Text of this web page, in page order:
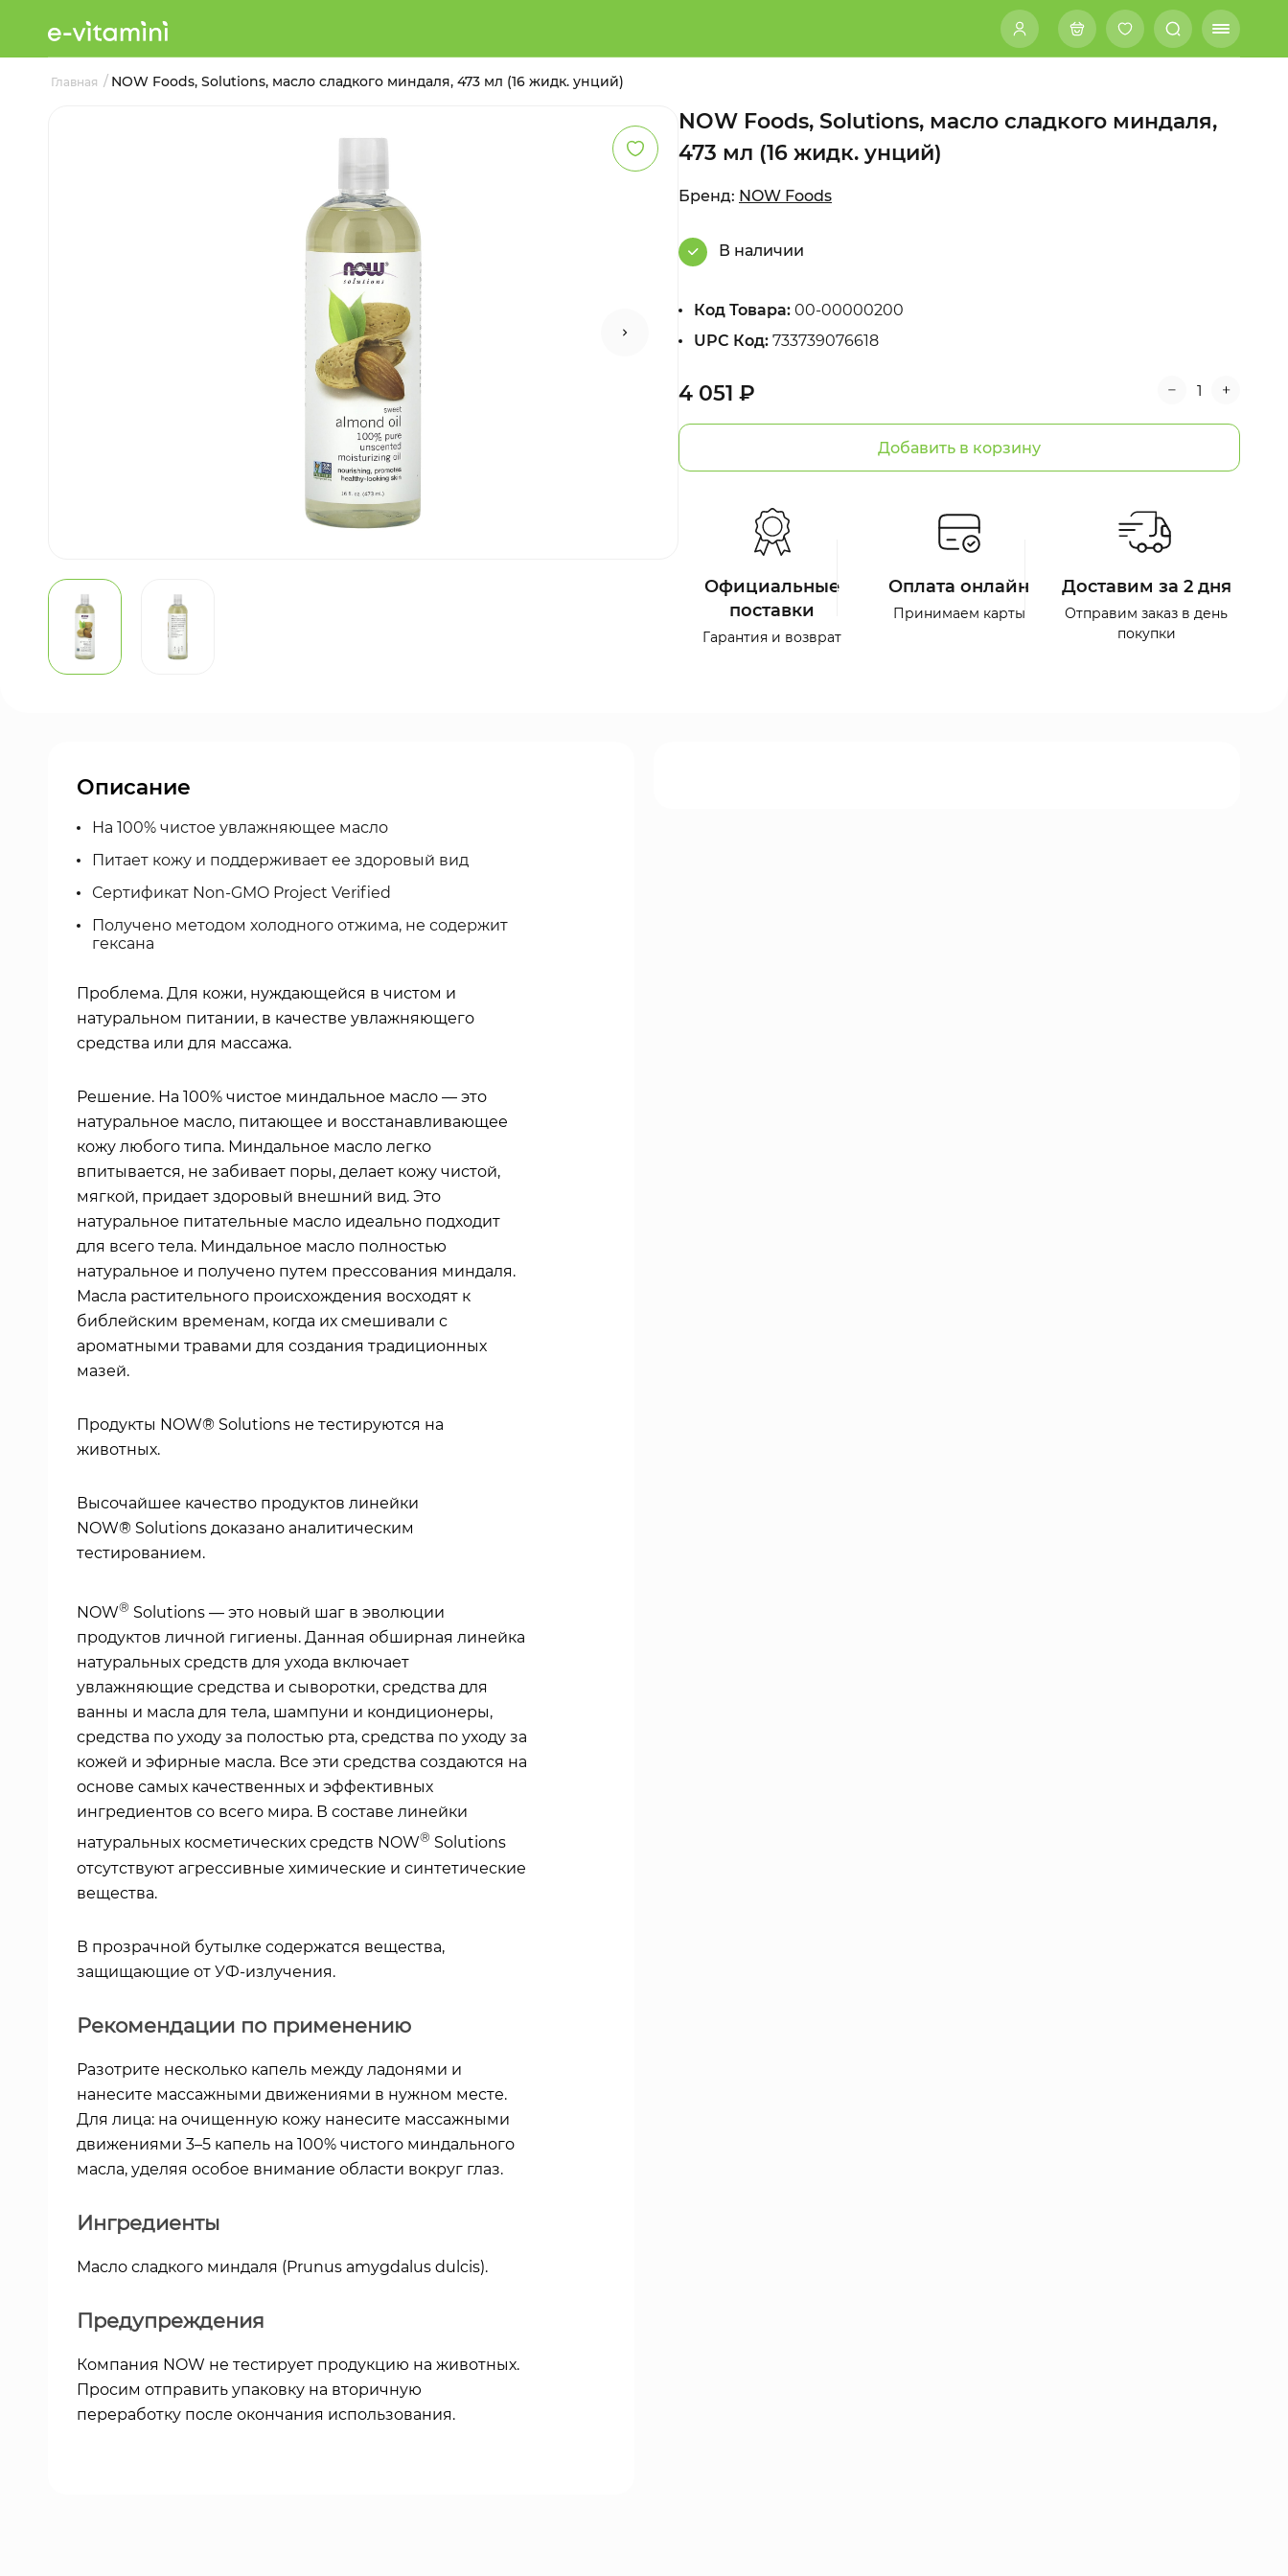
Главная / NOW Foods, Solutions, масло сладкого миндаля, 473 мл (16 жидк. унций)
NOW Foods, Solutions, масло сладкого миндаля,
473 мл (16 жидк. унций)
4 051 ₽
Добавить в корзину
Бренд: NOW Foods
В наличии
Код Товара: 00-00000200
UPC Код: 733739076618
Официальные
поставки
Гарантия и возврат
Оплата онлайн
Принимаем карты
Доставим за 2 дня
Отправим заказ в день
покупки
Описание
На 100% чистое увлажняющее масло
Питает кожу и поддерживает ее здоровый вид
Сертификат Non-GMO Project Verified
Получено методом холодного отжима, не содержит
гексана
Проблема. Для кожи, нуждающейся в чистом и
натуральном питании, в качестве увлажняющего
средства или для массажа.
Решение. На 100% чистое миндальное масло — это
натуральное масло, питающее и восстанавливающее
кожу любого типа. Миндальное масло легко
впитывается, не забивает поры, делает кожу чистой,
мягкой, придает здоровый внешний вид. Это
натуральное питательные масло идеально подходит
для всего тела. Миндальное масло полностью
натуральное и получено путем прессования миндаля.
Масла растительного происхождения восходят к
библейским временам, когда их смешивали с
ароматными травами для создания традиционных
мазей.
Продукты NOW® Solutions не тестируются на
животных.
Высочайшее качество продуктов линейки
NOW® Solutions доказано аналитическим
тестированием.
NOW® Solutions — это новый шаг в эволюции
продуктов личной гигиены. Данная обширная линейка
натуральных средств для ухода включает
увлажняющие средства и сыворотки, средства для
ванны и масла для тела, шампуни и кондиционеры,
средства по уходу за полостью рта, средства по уходу за
кожей и эфирные масла. Все эти средства создаются на
основе самых качественных и эффективных
ингредиентов со всего мира. В составе линейки
натуральных косметических средств NOW® Solutions
отсутствуют агрессивные химические и синтетические
вещества.
В прозрачной бутылке содержатся вещества,
защищающие от УФ-излучения.
Рекомендации по применению
Разотрите несколько капель между ладонями и
нанесите массажными движениями в нужном месте.
Для лица: на очищенную кожу нанесите массажными
движениями 3–5 капель на 100% чистого миндального
масла, уделяя особое внимание области вокруг глаз.
Ингредиенты
Масло сладкого миндаля (Prunus amygdalus dulcis).
Предупреждения
Компания NOW не тестирует продукцию на животных.
Просим отправить упаковку на вторичную
переработку после окончания использования.